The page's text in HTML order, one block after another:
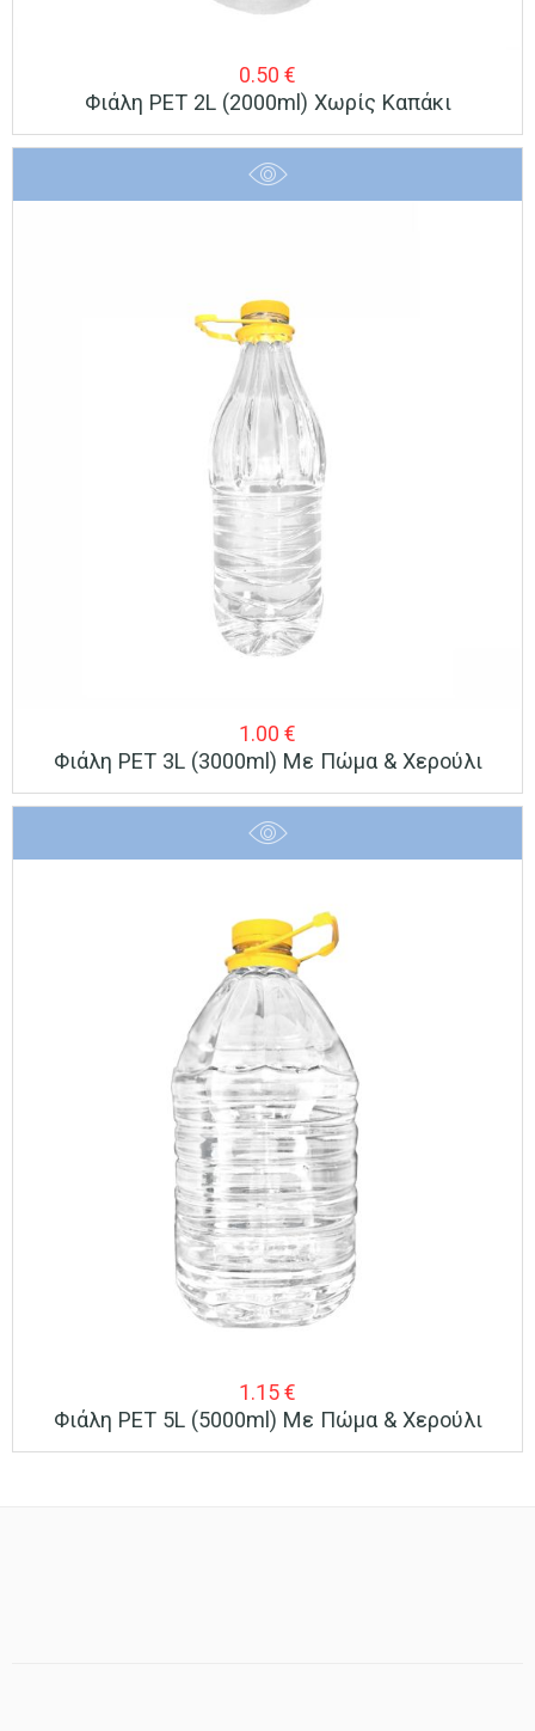
0.50 €
Φιάλη PET 2L (2000ml) Χωρίς Καπάκι
1.00 €
Φιάλη PET 3L (3000ml) Με Πώμα & Χερούλι
1.15€
Φιάλη PET 5L (5000ml) Με Πώμα & Χερούλι